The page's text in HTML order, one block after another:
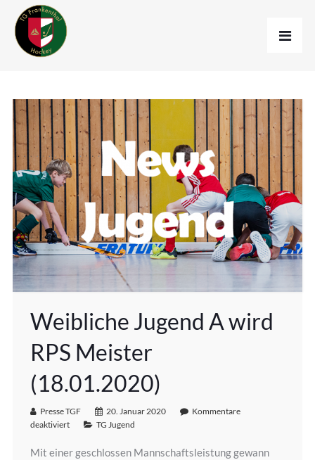
Weibliche Jugend A wird
RPS Meister
(18.01.2020)
Presse TGF 20. Januar 2020
Kommentare
deaktiviert
TG Jugend
Mit einer geschlossen Mannschaftsleistung gewann